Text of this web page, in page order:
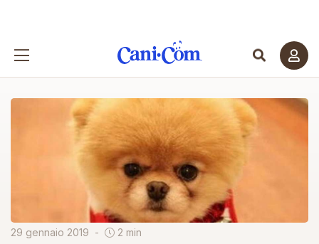
29 gennaio 2019 2 min